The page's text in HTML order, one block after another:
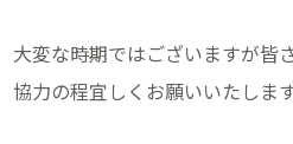
大変な時期ではございますが皆
協力の程宜しくお願いいたしま